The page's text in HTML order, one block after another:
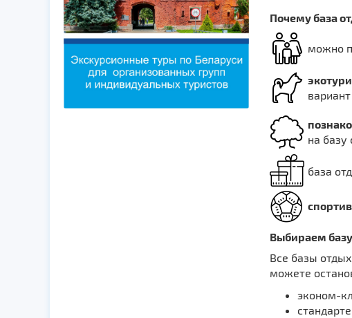
Почему база
можно
на базу
база
Выбираем
Все базы
можете
эконом-